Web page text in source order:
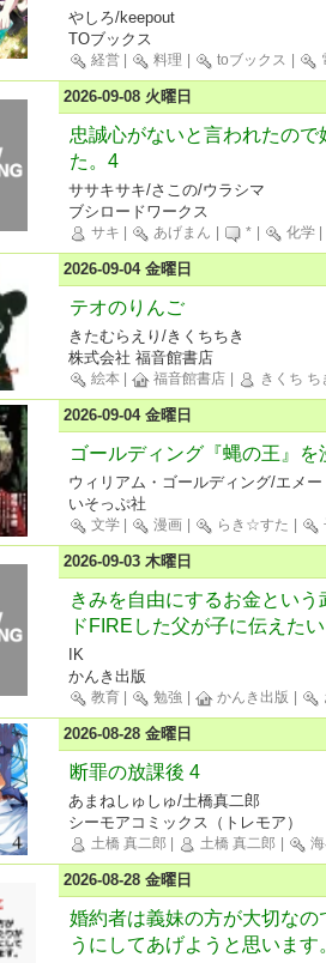
やしろ/keepout
TOブックス
経営 料理 toブックス
2026-09-08 火曜日
忠誠心がないと言われたの
た。4
ササキサキ/さこの/ウラシマ
ブシロードワークス
サキ あげまん * 化学
2026-09-04 金曜日
テオのりんご
きたむらえり/きくちちき
株式会社 福音館書店
絵本 福音館書店 きくち ち
2026-09-04 金曜日
ゴールディング『蝿の王』を
ウィリアム・ゴールディング/エメ
いそっぷ社
文学 漫画 らき☆すた
2026-09-03 木曜日
きみを自由にするお金とい
ドFIREした父が子に伝えた
IK
かんき出版
教育 勉強 かんき出版
2026-08-28 金曜日
断罪の放課後 4
あまねしゅしゅ/土橋真二郎
シーモアコミックス（トレモア）
土橋 真二郎 土橋 真二郎
2026-08-28 金曜日
婚約者は義妹の方が大切な
うにしてあげようと思います